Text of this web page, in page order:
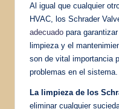
Al igual que cualquier
HVAC, los Schrader
adecuado para
limpieza y el
son de vital importancia
problemas en el sistema.
La limpieza de los
eliminar cualquier